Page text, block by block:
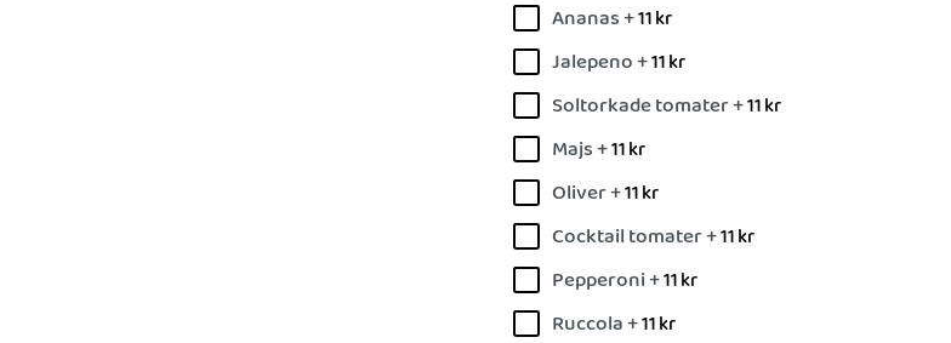
Ananas +11kr
Jalepeno +11kr
Soltorkade tomater +11kr
Majs +11kr
Oliver +11kr
Cocktail tomater +11kr
Pepperoni +11kr
Ruccola +11kr